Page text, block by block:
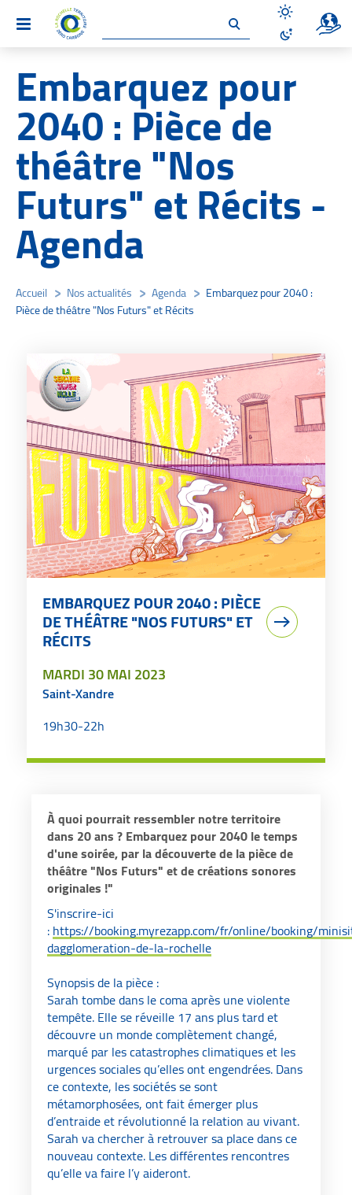
Un
Désactiver
Activer le
Embarquez pour
2040 : Pièce de
théâtre "Nos
Futurs" et Récits -
Agenda
Accueil Nos actualités Agenda
Embarquez pour 2040 :
Pièce de théâtre "Nos Futurs" et Récits
EMBARQUEZ POUR 2040 : PIÈCE
DE THÉÂTRE "NOS FUTURS" ET
RÉCITS
LE
MARDI 30 MAI 2023
Saint-Xandre
19h30-22h
À quoi pourrait ressembler notre territoire
dans 20 ans ? Embarquez pour 2040 le temps
d'une soirée, par la découverte de la pièce de
théâtre "Nos Futurs" et de créations sonores
originales !"
S'inscrire-ici
:https://booking.myrezapp.com/fr/online/booking/
dagglomeration-de-la-rochelle
Synopsis de la pièce :
Sarah tombe dans le coma après une violente
tempête. Elle se réveille 17 ans plus tard et
découvre un monde complètement changé,
marqué par les catastrophes climatiques et les
urgences sociales qu’elles ont engendrées. Dans
ce contexte, les sociétés se sont
métamorphosées, ont fait émerger plus
d’entraide et révolutionné la relation au vivant.
Sarah va chercher à retrouver sa place dans ce
nouveau contexte. Les différentes rencontres
qu’elle va faire l’y aideront.